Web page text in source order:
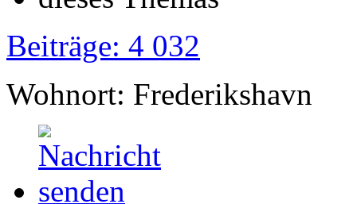
Beiträge: 4 032
Wohnort: Frederikshavn